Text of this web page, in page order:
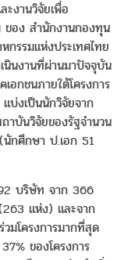
งานวิจัยเพื่อ
ของ สำนักงานกองทุน
รรมแห่งประเทศไทย
นินงานที่ผ่านมาปัจจุบัน
อกชนภายใต้โครงการ
งเป็นนักวิจัยจาก
าบันวิจัยของรัฐจำนวน
กศึกษา ป.เอก 51
บริษัท จาก 366
แห่ง) และจาก
มโครงการมากที่สุด
ของโครงการ